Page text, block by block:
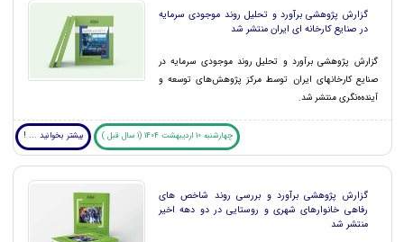
گزارش پژوهشی برآورد و تحلیل روند موجودی سرمایه
در صنایع کارخانه ای ایران منتشر شد
گزارش پژوهشی برآورد و تحلیل روند موجودی سرمایه در
صنایع کارخانه‏ای ایران توسط مرکز پژوهش‌های توسعه و
آینده‌ه‌نگری منتشر شد.
چهارشنبه 10 اردیبهشت 1404 (1 سال قبل ) بیشتر بخوانید ... !
گزارش پژوهشی برآورد و بررسی روند شاخص های
رفاهی خانوارهای شهری و روستایی در دو دهه اخیر
منتشر شد